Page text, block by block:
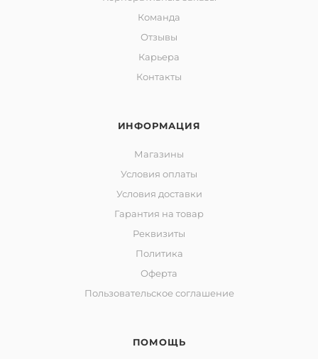
Команда
Отзывы
Карьера
Контакты
ИНФОРМАЦИЯ
Магазины
Условия оплаты
Условия доставки
Гарантия на товар
Реквизиты
Политика
Оферта
Пользовательское соглашение
ПОМОЩЬ